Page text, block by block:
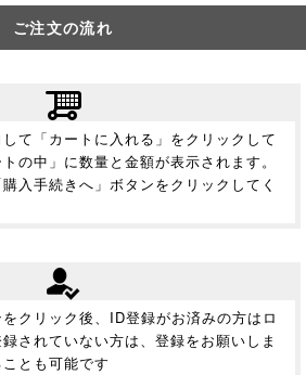
ご注文の流れ
て「カートに入れる」をクリックして
の中」に数量と金額が表示されます。
入手続きへ」ボタンをクリックしてく
をクリック後、ID登録がお済みの方はロ
されていない方は、登録をお願いしま
とも可能です